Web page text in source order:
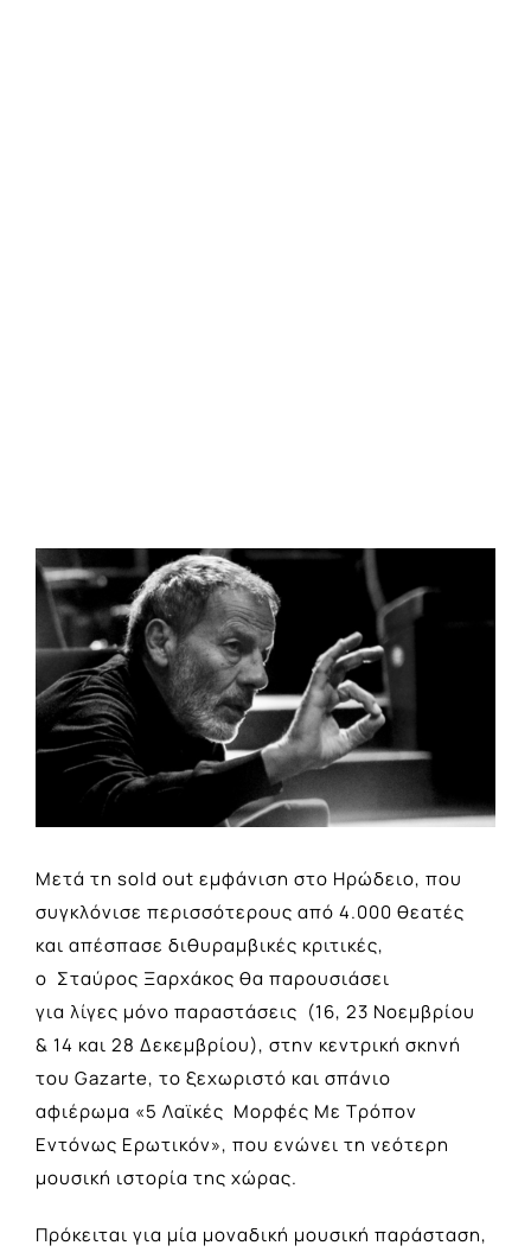
View
Larger
Image
Μετά τη sold out εμφάνιση στο Ηρώδειο, που
συγκλόνισε περισσότερους από 4.000 θεατές
και απέσπασε διθυραμβικές κριτικές,
ο Σταύρος Ξαρχάκος θα παρουσιάσει
για λίγες μόνο παραστάσεις (16, 23 Νοεμβρίου
& 14 και 28 Δεκεμβρίου), στην κεντρική σκηνή
του Gazarte, το ξεχωριστό και σπάνιο
αφιέρωμα «5 Λαϊκές Μορφές Με Τρόπον
Εντόνως Ερωτικόν», που ενώνει τη νεότερη
μουσική ιστορία της χώρας.
Πρόκειται για μία μοναδική μουσική παράσταση,